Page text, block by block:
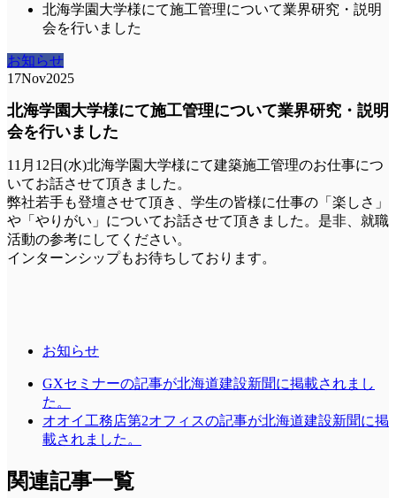
北海学園大学様にて施工管理について業界研究・説明
会を行いました
お知らせ
17Nov2025
北海学園大学様にて施工管理について業界研究・説明
会を行いました
11月12日(水)北海学園大学様にて建築施工管理のお仕事につ
いてお話させて頂きました。
弊社若手も登壇させて頂き、学生の皆様に仕事の「楽しさ」
や「やりがい」についてお話させて頂きました。是非、就職
活動の参考にしてください。
インターンシップもお待ちしております。
お知らせ
GXセミナーの記事が北海道建設新聞に掲載されまし
た。
オオイ工務店第2オフィスの記事が北海道建設新聞に掲
載されました。
関連記事一覧